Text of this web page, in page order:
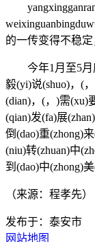
的一传变得不稳
今年1月至5月
毅(yi)说(shuo)，(
(dian)，(，)需(xu)
(qian)发(fa)展
倒(dao)重(zhong)
(niu)转(zhuan)中
到(dao)中(zhong)
（来源：程孝先）
发布于：泰安市
网站地图